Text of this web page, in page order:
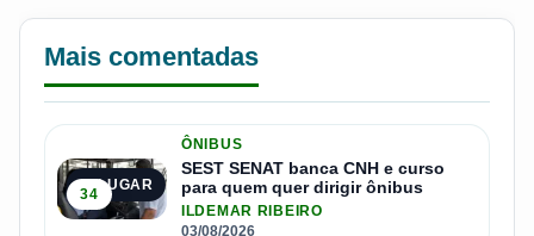
Mais comentadas
1º LUGAR
34
ÔNIBUS
SEST SENAT banca CNH e curso
para quem quer dirigir ônibus
ILDEMAR RIBEIRO
03/08/2026